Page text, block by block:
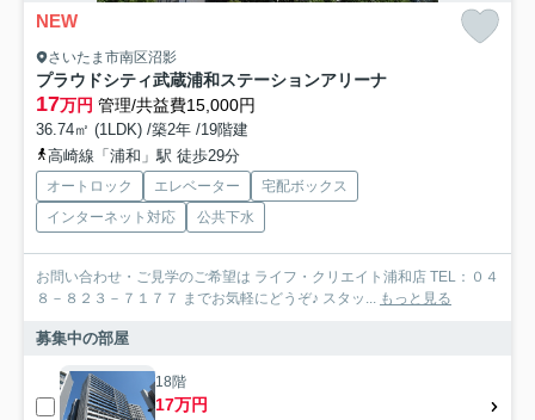
NEW
さいたま市南区沼影
プラウドシティ武蔵浦和ステーションアリーナ
17万円 管理/共益費15,000円
36.74㎡ (1LDK) /築2年 /19階建
高崎線「浦和」駅 徒歩29分
オートロック エレベーター
宅配ボックス
インターネット対応
公共下水
お問い合わせ・ご見学のご希望は ライフ・クリエイト浦和店 TEL：０４
８－８２３－７１７７ までお気軽にどうぞ♪ スタッ... もっと見る
募集中の部屋
18階
17万円